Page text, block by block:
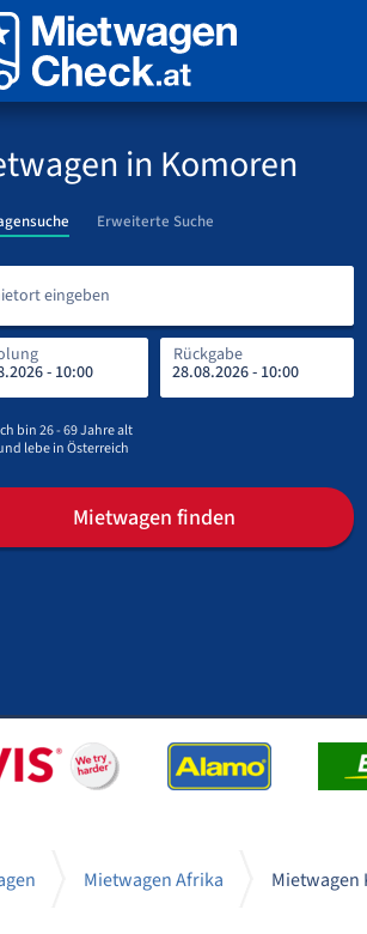
in Komoren
Erweiterte Suche
eingeben
Rückgabe
bin26 - 69Jahre alt
lebe inÖsterreich
Mietwagen finden
Mietwagen Afrika Mietwagen